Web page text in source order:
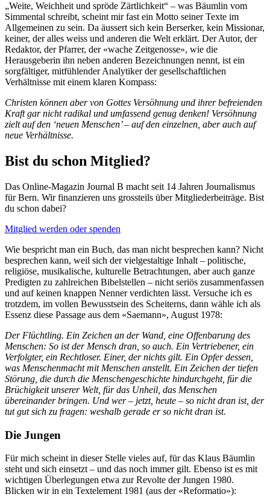
„Weite, Weichheit und spröde Zärtlichkeit“ – was Bäumlin vom
Simmental schreibt, scheint mir fast ein Motto seiner Texte im
Allgemeinen zu sein. Da äussert sich kein Berserker, kein Missionar,
keiner, der alles weiss und anderen die Welt erklärt. Der Autor, der
Redaktor, der Pfarrer, der «wache Zeitgenosse», wie die
Herausgeberin ihn neben anderen Bezeichnungen nennt, ist ein
sorgfältiger, mitfühlender Analytiker der gesellschaftlichen
Verhältnisse mit einem klaren Kompass:
Christen können aber von Gottes Versöhnung und ihrer befreienden
Kraft gar nicht radikal und umfassend genug denken! Versöhnung
zielt auf den ‘neuen Menschen’ – auf den einzelnen, aber auch auf
neue Verhältnisse.
Bist du schon Mitglied?
Das Online-Magazin Journal B macht seit 14 Jahren Journalismus
für Bern. Wir finanzieren uns grossteils über Mitgliederbeiträge. Bist
du schon dabei?
Mitglied werden oder spenden
Wie bespricht man ein Buch, das man nicht besprechen kann? Nicht
besprechen kann, weil sich der vielgestaltige Inhalt – politische,
religiöse, musikalische, kulturelle Betrachtungen, aber auch ganze
Predigten zu zahlreichen Bibelstellen – nicht seriös zusammenfassen
und auf keinen knappen Nenner verdichten lässt. Versuche ich es
trotzdem, im vollen Bewusstsein des Scheiterns, dann wähle ich als
Essenz diese Passage aus dem «Saemann», August 1978:
Der Flüchtling. Ein Zeichen an der Wand, eine Offenbarung des
Menschen: So ist der Mensch dran, so auch. Ein Vertriebener, ein
Verfolgter, ein Rechtloser. Einer, der nichts gilt. Ein Opfer dessen,
was Menschenmacht mit Menschen anstellt. Ein Zeichen der tiefen
Störung, die durch die Menschengeschichte hindurchgeht, für die
Brüchigkeit unserer Welt, für das Unheil, das Menschen
übereinander bringen. Und wer – jetzt, heute – so nicht dran ist, der
tut gut sich zu fragen: weshalb gerade er so nicht dran ist.
Die Jungen
Für mich scheint in dieser Stelle vieles auf, für das Klaus Bäumlin
steht und sich einsetzt – und das noch immer gilt. Ebenso ist es mit
wichtigen Überlegungen etwa zur Revolte der Jungen 1980.
Blicken wir in ein Textelement 1981 (aus der «Reformatio»):